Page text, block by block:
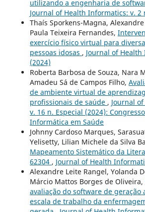
utilizando a engenharia de
Journal of Health Informatics: v. 2
Thaís Sporkens-Magna,
Paula Teixeira Fernandes,
exercício físico virtual para
pessoas idosas , Journal of
(2024)
Roberta Barbosa de Souza, Nara
Amadeu Sá de Campos Filho,
de ambiente virtual de
profissionais de saúde , Journal
v. 16 n. Especial (2024):
Informática em Saúde
Johnny Cardoso Marques,
Yelisetty, Lilian Michele da Silva
Mapeamento Sistemático da
62304 , Journal of Health
Alexandre Leite Rangel, Yolanda
Márcio Mattos Borges de Oliveira,
avaliação do software de geração
escala de trabalho da